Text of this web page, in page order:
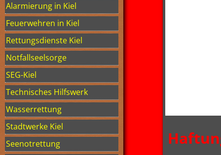
Alarmierung in Kiel
Feuerwehren in Kiel
Rettungsdienste Kiel
Notfallseelsorge
SEG-Kiel
Technisches Hilfswerk
Wasserrettung
Stadtwerke Kiel
Seenotrettung